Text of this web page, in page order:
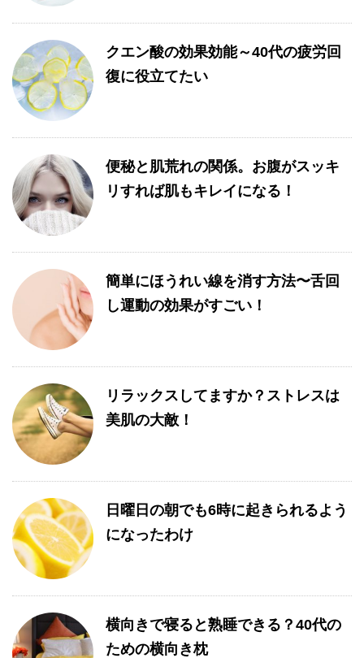
クエン酸の効果効能～40代の疲労回
復に役立てたい
便秘と肌荒れの関係。お腹がスッキ
リすれば肌もキレイになる！
簡単にほうれい線を消す方法〜舌回
し運動の効果がすごい！
リラックスしてますか？ストレスは
美肌の大敵！
日曜日の朝でも6時に起きられるよう
になったわけ
横向きで寝ると熟睡できる？40代の
ための横向き枕